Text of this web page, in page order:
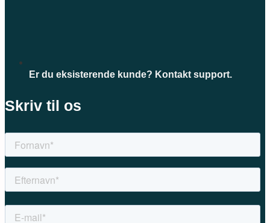
Er du eksisterende kunde? Kontakt support.
Skriv til os